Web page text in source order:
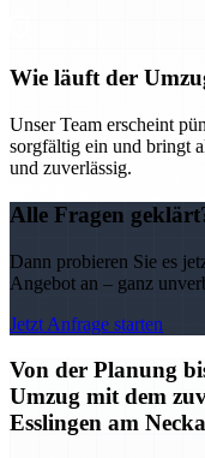
Wie läuft der
Unser Team erscheint
sorgfältig ein und bringt
und zuverlässig.
Alle Fragen
Dann probieren Sie es
Angebot an – ganz
Jetzt Anfrage starten
Von der Planung
Umzug mit dem
Esslingen am